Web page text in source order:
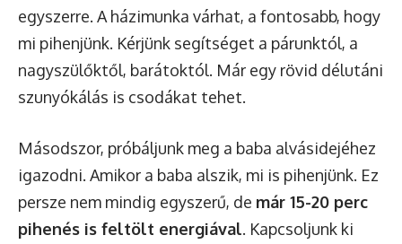
egyszerre. A házimunka várhat, a fontosabb, hogy
mi pihenjünk. Kérjünk segítséget a párunktól, a
nagyszülőktől, barátoktól. Már egy rövid délutáni
szunyókálás is csodákat tehet.
Másodszor, próbáljunk meg a baba alvásidejéhez
igazodni. Amikor a baba alszik, mi is pihenjünk. Ez
persze nem mindig egyszerű, de már 15-20 perc
pihenés is feltölt energiával. Kapcsoljunk ki